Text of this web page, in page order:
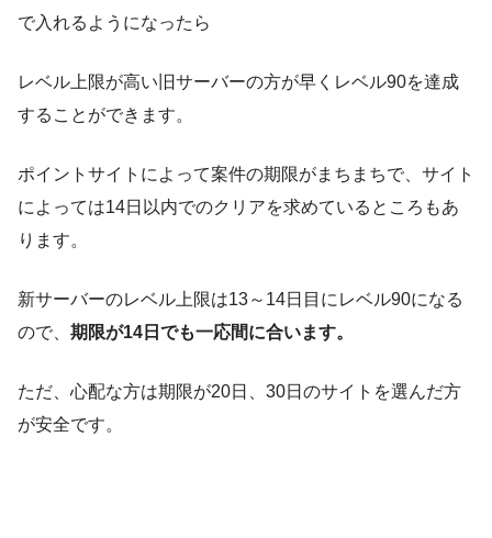
で入れるようになったら
レベル上限が高い旧サーバーの方が早くレベル90を達成
することができます。
ポイントサイトによって案件の期限がまちまちで、サイト
によっては14日以内でのクリアを求めているところもあ
ります。
新サーバーのレベル上限は13～14日目にレベル90になる
ので、 期限が14日でも一応間に合います。
ただ、心配な方は期限が20日、30日のサイトを選んだ方
が安全です。